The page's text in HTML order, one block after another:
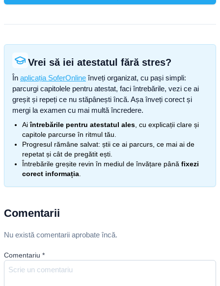
Vrei să iei atestatul fără stres?
În aplicația SoferOnline înveți organizat, cu pași simpli:
parcurgi capitolele pentru atestat, faci întrebările, vezi ce ai
greșit și repeți ce nu stăpânești încă. Așa înveți corect și
mergi la examen cu mai multă încredere.
Aiîntrebările pentru atestatul ales , cu explicații clare și
capitole parcurse în ritmul tău.
Progresul rămâne salvat: știi ce ai parcurs, ce mai ai de
repetat și cât de pregătit ești.
Întrebările greșite revin în mediul de învățare până fixezi
corect informația
Comentarii
Nu există comentarii aprobate încă.
Comentariu *